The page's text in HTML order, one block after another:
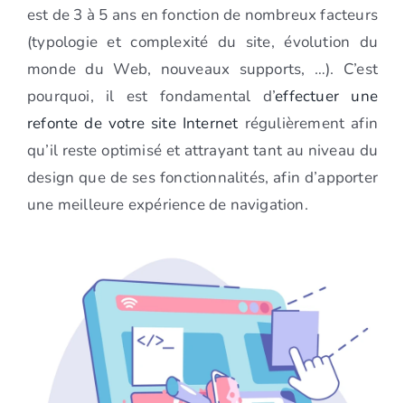
est de 3 à 5 ans en fonction de nombreux facteurs
(typologie et complexité du site, évolution du
monde du Web, nouveaux supports, …). C’est
pourquoi, il est fondamental d’effectuer une
refonte de votre site Internet régulièrement afin
qu’il reste optimisé et attrayant tant au niveau du
design que de ses fonctionnalités, afin d’apporter
une meilleure expérience de navigation.